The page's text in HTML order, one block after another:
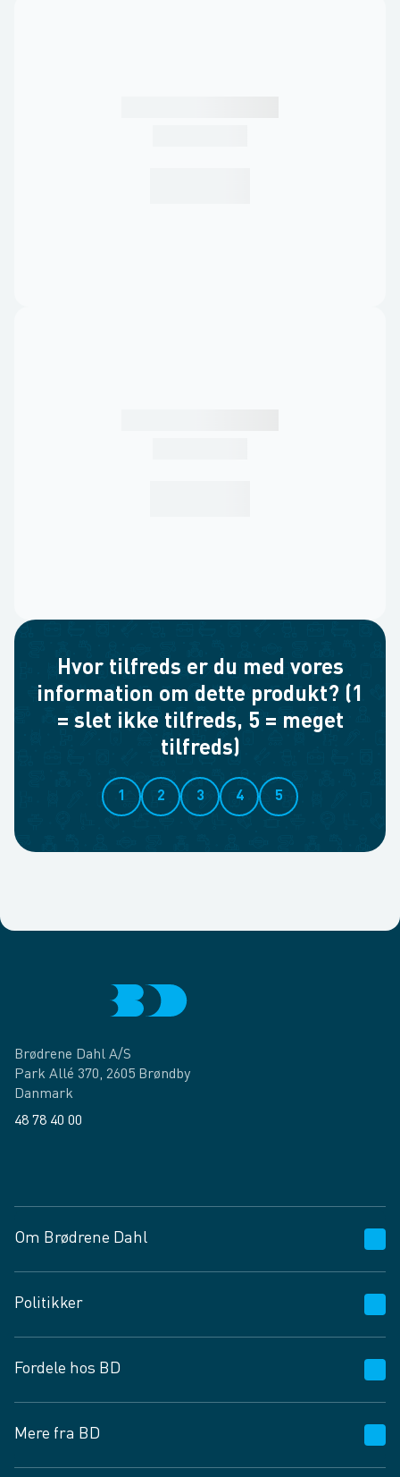
Hvor tilfreds er du med vores
information om dette produkt? (1
= slet ikke tilfreds, 5 = meget
tilfreds)
1 2 3 4 5
Brødrene Dahl A/S
Park Allé 370, 2605 Brøndby
Danmark
48 78 40 00
Om Brødrene Dahl
Vagttelefon 30 10 89 89
Spørgsmål og svar
Job og karriere
Fødevarekontrolrapport
Politikker
Privatlivspolitik
Cookies
Vilkår og betingelser
Fordele hos BD
BD app
BD.dk services
Mere fra BD